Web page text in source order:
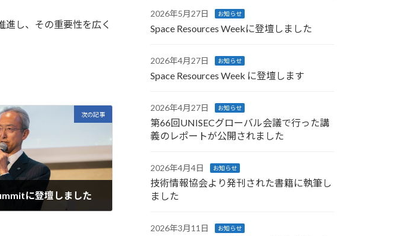
し、その重要性を広く
次の記事
に登壇しました
2026年5月27日 お知らせ
Space Resources Weekに登壇しました
2026年4月27日 お知らせ
Space Resources Week に登壇します
2026年4月27日 お知らせ
第66回UNISECグローバル会議で行った講
義のレポートが公開されました
2026年4月4日 お知らせ
技術情報協会より発刊された書籍に執筆し
ました
2026年3月11日 お知らせ